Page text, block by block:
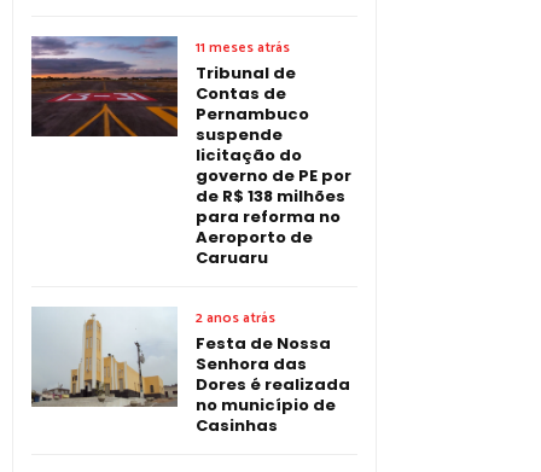
11 meses atrás
Tribunal de
Contas de
Pernambuco
suspende
licitação do
governo de PE por
de R$ 138 milhões
para reforma no
Aeroporto de
Caruaru
2 anos atrás
Festa de Nossa
Senhora das
Dores é realizada
no município de
Casinhas